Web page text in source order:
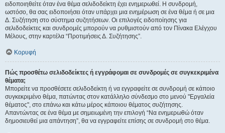
ειδοποιηθείτε όταν ένα θέμα σελιδοδείκτη έχει ενημερωθεί. Η συνδρομή,
ωστόσο, θα σας ειδοποιήσει όταν υπάρχει μια ενημέρωση σε ένα θέμα ή σε μια
Δ. Συζήτηση στο σύστημα συζητήσεων. Οι επιλογές ειδοποίησης για
σελιδοδείκτες και συνδρομές μπορούν να ρυθμιστούν από τον Πίνακα Ελέγχου
Μέλους, στην καρτέλα “Προτιμήσεις Δ. Συζήτησης”.
Κορυφή
Πώς προσθέτω σελιδοδείκτες ή εγγράφομαι σε συνδρομές σε συγκεκριμένα
θέματα;
Μπορείτε να προσθέσετε σελιδοδείκτη ή να εγγραφείτε σε συνδρομή σε κάποιο
συγκεκριμένο θέμα, πατώντας στον κατάλληλο σύνδεσμο στο μενού "Εργαλεία
θέματος", στο επάνω και κάτω μέρος κάποιου θέματος συζήτησης.
Απαντώντας σε ένα θέμα με σημειωμένη την επιλογή “Να ενημερωθώ όταν
δημοσιευθεί μια απάντηση”, θα να εγγραφείτε επίσης σε συνδρομή στο θέμα.